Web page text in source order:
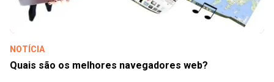
NOTÍCIA
Quais são os melhores navegadores web?